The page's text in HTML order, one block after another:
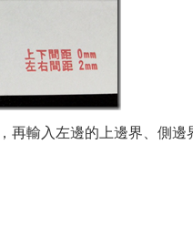
輸入左邊的上邊界、側邊